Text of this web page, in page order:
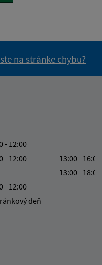
na stránke chybu?
- 12:00
- 12:00
13:00 - 16:00
13:00 - 18:00
- 12:00
deň